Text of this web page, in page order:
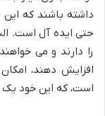
داشته باشند که این
حتی ایده آل است.
افزایش دهند،
است، که این خود یک